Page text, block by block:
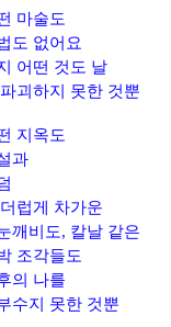
마술도
도 없어요
어떤 것도 날
괴하지 못한 것뿐
지옥도
과
럽게 차가운
깨비도, 칼날 같은
조각들도
의 나를
수지 못한 것뿐